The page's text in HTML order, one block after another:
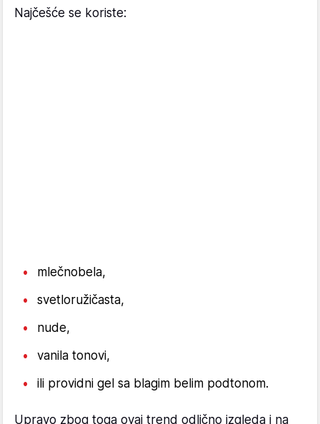
Najčešće se koriste:
mlečnobela,
svetloružičasta,
nude,
vanila tonovi,
ili providni gel sa blagim belim podtonom.
Upravo zbog toga ovaj trend odlično izgleda i na